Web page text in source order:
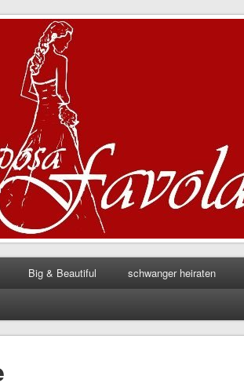
Big & Beautiful schwanger heiraten